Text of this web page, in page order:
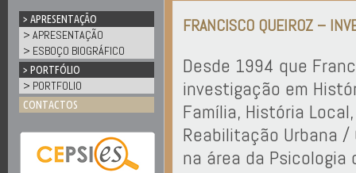
FRANCISCO QUEIROZ –
Desde 1994 que
investigação em
Família, História
Reabilitação Urbana
na área da Psicologia
> APRESENTAÇÃO
> APRESENTAÇÃO
> ESBOÇO BIOGRÁFICO
> PORTFÓLIO
> PORTFOLIO
CONTACTOS